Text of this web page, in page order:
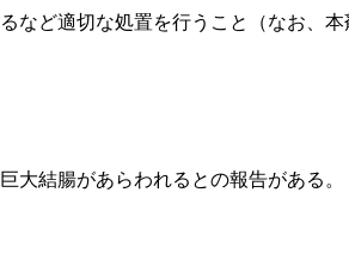
ど適切な処置を行うこと（なお、本
結腸があらわれるとの報告がある。